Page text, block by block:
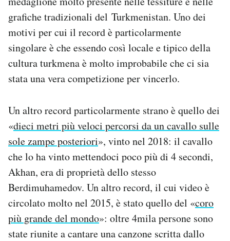
grafiche tradizionali del Turkmenistan. Uno dei
motivi per cui il record è particolarmente
singolare è che essendo così locale e tipico della
cultura turkmena è molto improbabile che ci sia
stata una vera competizione per vincerlo.
Un altro record particolarmente strano è quello dei
«dieci metri più veloci percorsi da un cavallo sulle
sole zampe posteriori», vinto nel 2018: il cavallo
che lo ha vinto mettendoci poco più di 4 secondi,
Akhan, era di proprietà dello stesso
Berdimuhamedov. Un altro record, il cui video è
circolato molto nel 2015, è stato quello del «coro
più grande del mondo»: oltre 4mila persone sono
state riunite a cantare una canzone scritta dallo